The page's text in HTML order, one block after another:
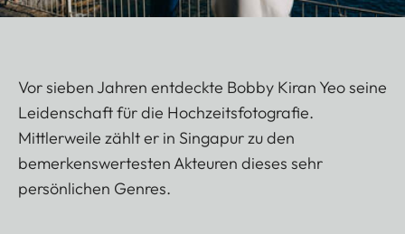
Vor sieben Jahren entdeckte Bobby Kiran Yeo seine
Leidenschaft für die Hochzeitsfotografie.
Mittlerweile zählt er in Singapur zu den
bemerkenswertesten Akteuren dieses sehr
persönlichen Genres.